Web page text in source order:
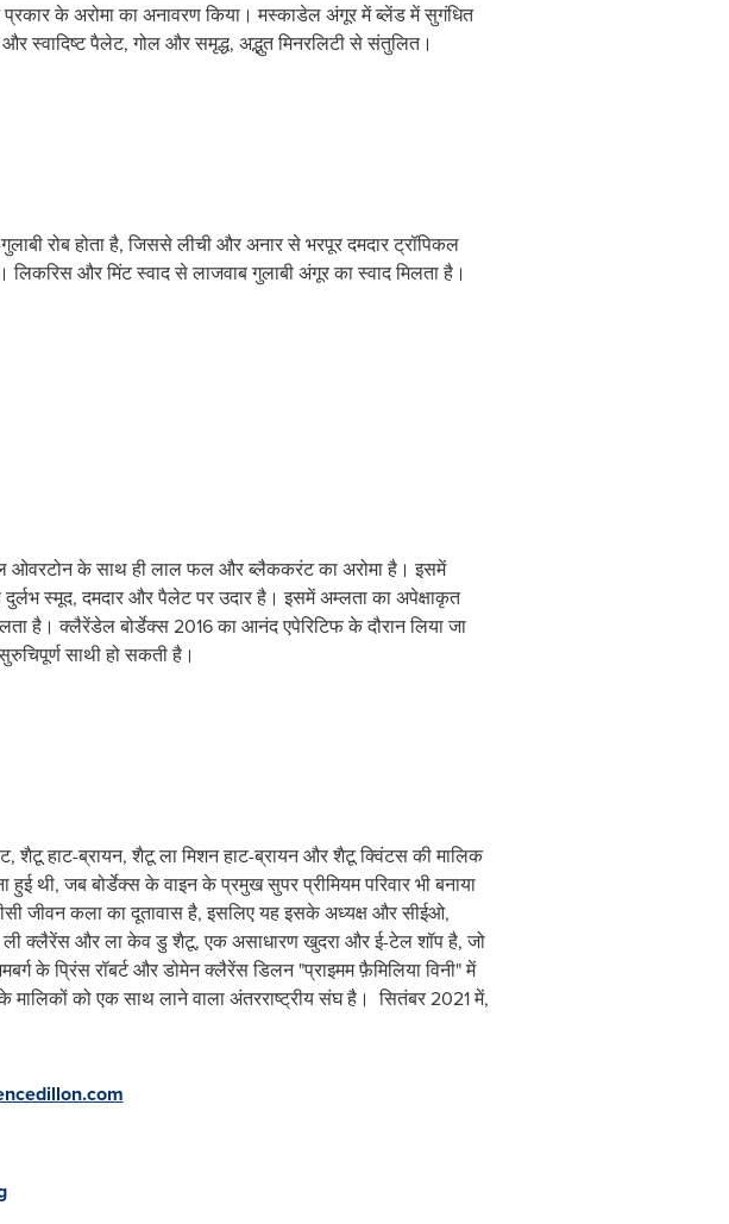
के अरोमा का अनावरण किया। मस्काडेल अंगूर में ब्लेंड में सुगंधित
स्वादिष्ट पैलेट, गोल और समृद्ध, अद्भुत मिनरलिटी से संतुलित।
रोब होता है, जिससे लीची और अनार से भरपूर दमदार ट्रॉपिकल
और मिंट स्वाद से लाजवाब गुलाबी अंगूर का स्वाद मिलता है।
ओवरटोन के साथ ही लाल फल और ब्लैककरंट का अरोमा है। इसमें
स्मूद, दमदार और पैलेट पर उदार है। इसमें अम्लता का अपेक्षाकृत
है। क्लैरेंडेल बोर्डेक्स 2016 का आनंद एपेरिटिफ के दौरान लिया जा
साथी हो सकती है।
शैटू हाट-ब्रायन, शैटू ला मिशन हाट-ब्रायन और शैटू क्विंटस की मालिक
थी, जब बोर्डेक्स के वाइन के प्रमुख सुपर प्रीमियम परिवार भी बनाया
जीवन कला का दूतावास है, इसलिए यह इसके अध्यक्ष और सीईओ,
ली क्लैरेंस और ला केव डु शैटू, एक असाधारण खुदरा और ई-टेल शॉप है, जो
के प्रिंस रॉबर्ट और डोमेन क्लैरेंस डिलन "प्राइमम फ़ैमिलिया विनी" में
के मालिकों को एक साथ लाने वाला अंतरराष्ट्रीय संघ है। सितंबर 2021 में,